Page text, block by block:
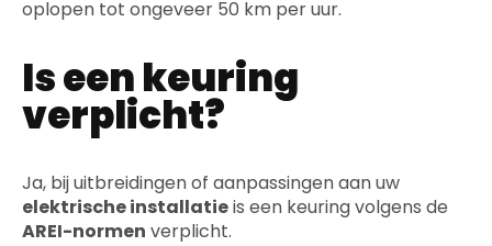
oplopen tot ongeveer 50 km per uur.
Is een keuring
verplicht?
Ja, bij uitbreidingen of aanpassingen aan uw
elektrische installatieis een keuring volgens de
AREI-normen verplicht.